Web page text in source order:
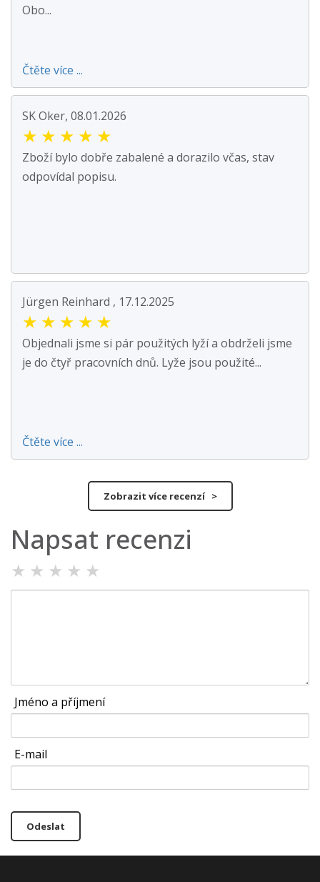
Obo...
Čtěte více ...
SK Oker, 08.01.2026
★ ★ ★ ★ ★
Zboží bylo dobře zabalené a dorazilo včas, stav
odpovídal popisu.
Jürgen Reinhard , 17.12.2025
★ ★ ★ ★ ★
Objednali jsme si pár použitých lyží a obdrželi jsme
je do čtyř pracovních dnů. Lyže jsou použité...
Čtěte více ...
Zobrazit více recenzí >
Napsat recenzi
★ ★ ★ ★ ★
Jméno a příjmení
E-mail
Odeslat